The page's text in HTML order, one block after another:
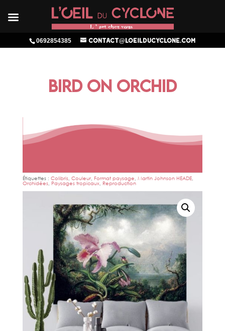
0692854385 contact@loeilducyclone.com
BIRD ON ORCHID
Étiquettes : Colibris, Couleur, Format paysage, Martin Johnson HEADE,
Orchidées, Paysages tropicaux, Reproduction